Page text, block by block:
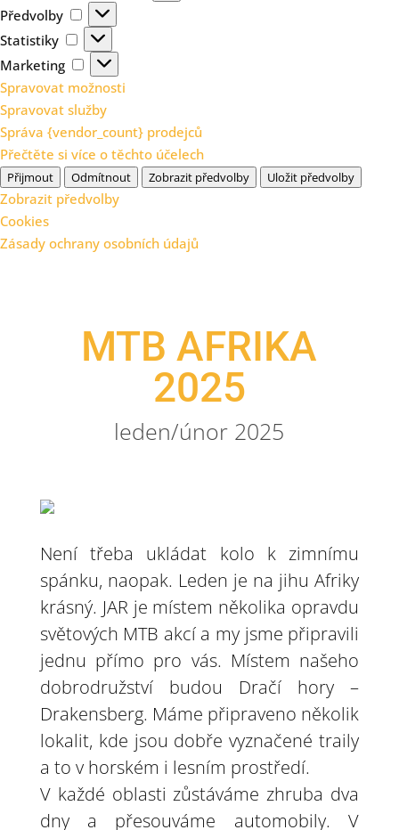
Předvolby
Předvolby
Statistiky
Statistiky
Marketing
Marketing
Spravovat možnosti
Spravovat služby
Správa {vendor_count} prodejců
Přečtěte si více o těchto účelech
Přijmout Odmítnout Zobrazit předvolby Uložit předvolby
Zobrazit předvolby
Cookies
Zásady ochrany osobních údajů
MTB AFRIKA
2025
leden/únor 2025
Není třeba ukládat kolo k zimnímu
spánku, naopak. Leden je na jihu Afriky
krásný. JAR je místem několika opravdu
světových MTB akcí a my jsme připravili
jednu přímo pro vás. Místem našeho
dobrodružství budou Dračí hory –
Drakensberg. Máme připraveno několik
lokalit, kde jsou dobře vyznačené traily
a to v horském i lesním prostředí.
V každé oblasti zůstáváme zhruba dva
dny a přesouváme automobily. V